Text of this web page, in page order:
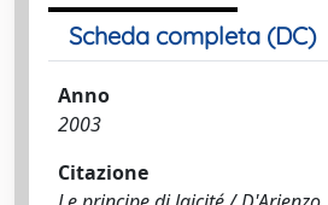
Scheda completa (DC)
Anno
2003
Citazione